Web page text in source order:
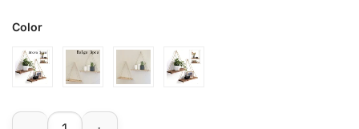
Color
Vägghylla i trä med hampa­repför, hängande svävhylla